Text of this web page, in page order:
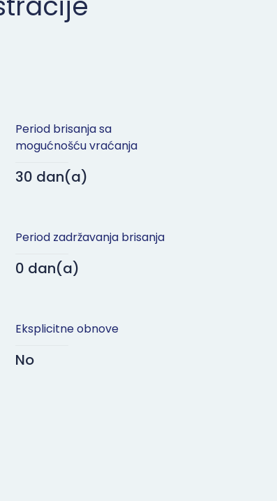
Period brisanja sa
mogućnošću vraćanja
30 dan(a)
Period zadržavanja brisanja
0 dan(a)
Eksplicitne obnove
No